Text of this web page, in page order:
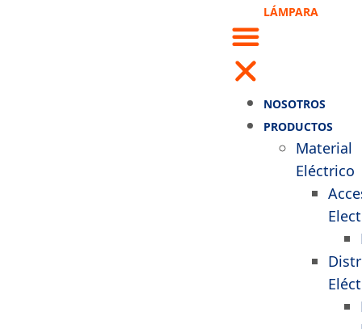
LÁMPARA
NOSOTROS
PRODUCTOS
Material
Eléctrico